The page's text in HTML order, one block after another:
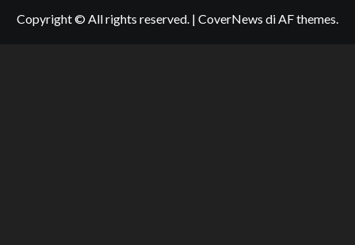
Copyright © All rights reserved. | CoverNews di AF themes.